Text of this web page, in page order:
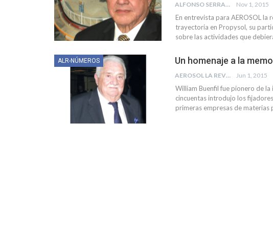
ALFONSO SERRANO MATURINO Nov 1, 2015
En entrevista para AEROSOL la
trayectoria en Propysol, su
sobre las actividades que
ALR-NÚMEROS Un homenaje a la
AEROSOL LA REVISTA Jun 1, 2015
William Buenfil fue pionero de
cincuentas introdujo los
primeras empresas de